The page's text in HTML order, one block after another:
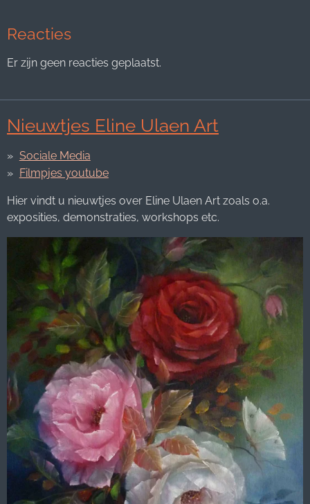
Reacties
Er zijn geen reacties geplaatst.
Nieuwtjes Eline Ulaen Art
Sociale Media
Filmpjes youtube
Hier vindt u nieuwtjes over Eline Ulaen Art zoals o.a.
exposities, demonstraties, workshops etc.